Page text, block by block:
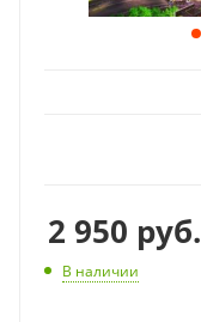
2 950 руб.
В наличии